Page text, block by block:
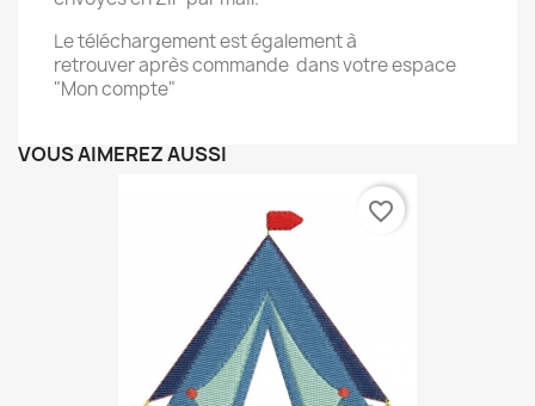
Le téléchargement est également à
retrouver après commande dans votre espace
"Mon compte"
VOUS AIMEREZ AUSSI
favorite_border